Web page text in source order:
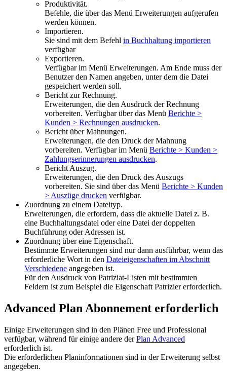
Produktivität.
Befehle, die über das Menü Erweiterungen aufgerufen
werden können.
Importieren.
Sie sind mit dem Befehl in Buchhaltung importieren
verfügbar
Exportieren.
Verfügbar im Menü Erweiterungen. Am Ende muss der
Benutzer den Namen angeben, unter dem die Datei
gespeichert werden soll.
Bericht zur Rechnung.
Erweiterungen, die den Ausdruck der Rechnung
vorbereiten. Verfügbar über das Menü Berichte >
Kunden > Rechnungen ausdrucken.
Bericht über Mahnungen.
Erweiterungen, die den Druck der Mahnung
vorbereiten. Verfügbar im Menü Berichte > Kunden >
Zahlungserinnerungen ausdrucken.
Bericht Auszug.
Erweiterungen, die den Druck des Auszugs
vorbereiten. Sie sind über das Menü Berichte > Kunden
> Auszüge drucken verfügbar.
Zuordnung zu einem Dateityp.
Erweiterungen, die erfordern, dass die aktuelle Datei z. B.
eine Buchhaltungsdatei oder eine Datei der doppelten
Buchführung oder Adressen ist.
Zuordnung über eine Eigenschaft.
Bestimmte Erweiterungen sind nur dann ausführbar, wenn das
erforderliche Wort in den Dateieigenschaften im Abschnitt
Verschiedene angegeben ist.
Für den Ausdruck von Patriziat-Listen mit bestimmten
Feldern ist zum Beispiel die Eigenschaft Patrizier erforderlich.
Advanced Plan Abonnement erforderlich
Einige Erweiterungen sind in den Plänen Free und Professional
verfügbar, während für einige andere derPlan Advanced
erforderlich ist.
Die erforderlichen Planinformationen sind in der Erweiterung selbst
angegeben.